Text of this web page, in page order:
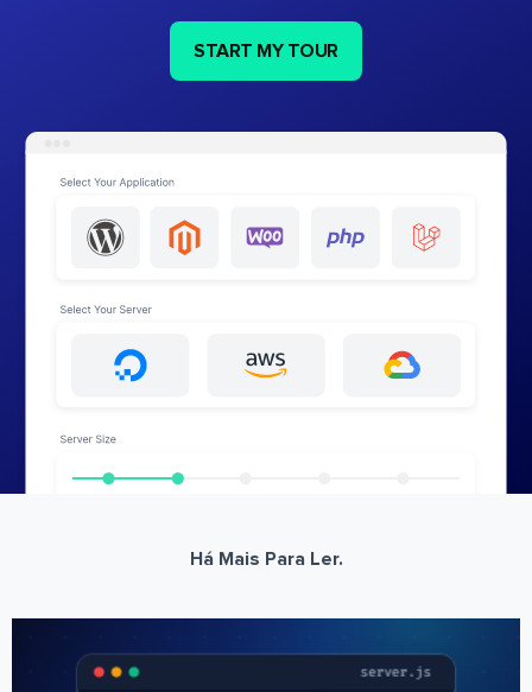
START MY TOUR
Há Mais Para Ler.